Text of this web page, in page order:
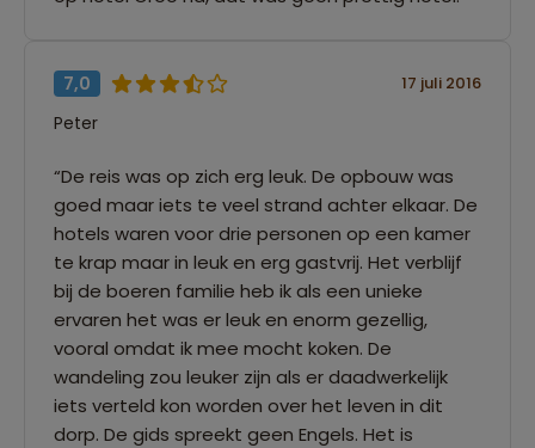
7,0 17 juli 2016
Peter
“De reis was op zich erg leuk. De opbouw was
goed maar iets te veel strand achter elkaar. De
hotels waren voor drie personen op een kamer
te krap maar in leuk en erg gastvrij. Het verblijf
bij de boeren familie heb ik als een unieke
ervaren het was er leuk en enorm gezellig,
vooral omdat ik mee mocht koken. De
wandeling zou leuker zijn als er daadwerkelijk
iets verteld kon worden over het leven in dit
dorp. De gids spreekt geen Engels. Het is